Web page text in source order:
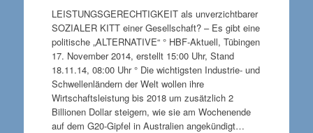
LEISTUNGSGERECHTIGKEIT als unverzichtbarer
SOZIALER KITT einer Gesellschaft? – Es gibt eine
politische „ALTERNATIVE“ ° HBF-Aktuell, Tübingen
17. November 2014, erstellt 15:00 Uhr, Stand
18.11.14, 08:00 Uhr ° Die wichtigsten Industrie- und
Schwellenländern der Welt wollen ihre
Wirtschaftsleistung bis 2018 um zusätzlich 2
Billionen Dollar steigern, wie sie am Wochenende
auf dem G20-Gipfel in Australien angekündigt…